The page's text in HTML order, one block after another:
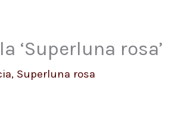
‘Superluna rosa’
, Superluna rosa